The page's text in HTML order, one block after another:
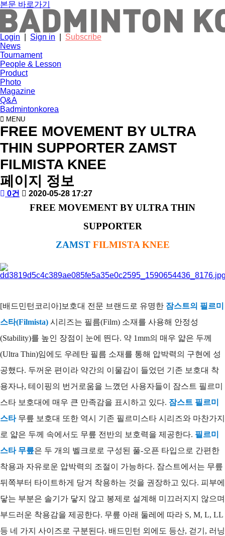
본문 바로가기
Login Sign in
Subscribe
News
Tournament
People & Lesson
Product
Photo
Magazine
Q&A
Badmintonkorea
MENU
product
FREE MOVEMENT BY ULTRA
THIN SUPPORTER ZAMST
FILMISTA KNEE
페이지 정보
작
배
댓0건 작2020-05-28 17:27
FREE MOVEMENT BY ULTRA THIN
SUPPORTER
ZAMST FILMISTA KNEE
[배드민턴코리아]보호대 전문 브랜드로 유명한 잠스트의 필르미
스타(Filmista) 시리즈는 필름(Film) 소재를 사용해 안정성
(Stability)를 높인 장점이 눈에 띈다. 약 1mm의 매우 얇은 두께
(Ultra Thin)임에도 우레탄 필름 소재를 통해 압박력의 구현에 성
공했다. 두꺼운 편이라 약간의 이 물감이 들었던 기존 보호대 착
용자나, 테이핑의 번거로움을 느꼈던 사용자들이 잠스트 필르미
스타 보호대에 매우 큰 만족감을 표시하고 있다. 잠스트 필르미
스타무릎 보호대 또한 역시 기존 필르미스타 시리즈와 마찬가지
로 얇은 두께 속에서도 무릎 전반의 보호력을 제공한다. 필르미
스타 무릎은 두 개의 벨크로로 구성된 풀-오픈 타입으로 간편한
착용과 자유로운 압박력의 조절이 가능하다. 잠스트에서는 무릎
뒤쪽부터 타이트하게 당겨 착용하는 것을 권장하고 있다. 피부에
닿는 부분은 솔기가 닿지 않고 봉제로 설계해 미끄러지지 않으며
부드러운 착용감을 제공한다. 무릎 아래 둘레에 따라 S, M, L, LL
등 네 가지 사이즈로 구분된다. 배드민턴 외에도 등산, 걷기, 러닝